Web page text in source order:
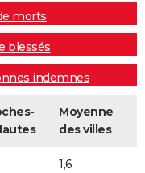
morts
blessés
indemnes
Moyenne
des villes
1,6